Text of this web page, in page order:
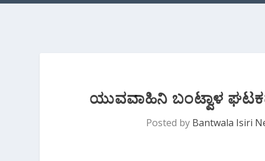
ಯುವವಾಹಿನಿ ಬಂಟ್ವಾಳ
Posted by Bantwala Isiri